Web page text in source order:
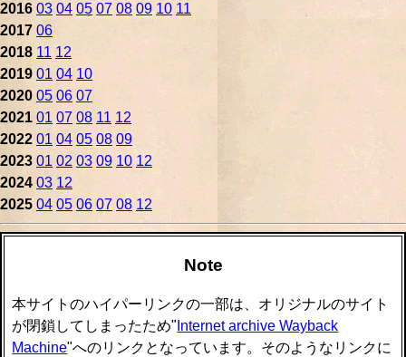
2016 03 04 05 07 08 09 10 11
2017 06
2018 11 12
2019 01 04 10
2020 05 06 07
2021 01 07 08 11 12
2022 01 04 05 08 09
2023 01 02 03 09 10 12
2024 03 12
2025 04 05 06 07 08 12
Note
本サイトのハイパーリンクの一部は、オリジナルのサイト
が閉鎖してしまったため" Internet archive Wayback
Machine"へのリンクとなっています。そのようなリンクに